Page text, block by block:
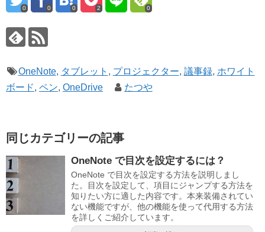
0 0 0 2 0
OneNote, タブレット , プロジェクター, 議事録, ホワイト
ボード, ペン, OneDrive たつや
同じカテゴリーの記事
OneNote で目次を設定するには？
OneNote で目次を設定する方法を説明しまし
た。目次を設定して、項目にジャンプする方法を
知りたい方に適した内容です。本来装備されてい
ない機能ですが、他の機能を使って代用する方法
を詳しくご紹介しています。